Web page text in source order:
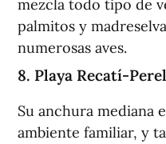
mezcla todo tipo de
palmitos y
numerosas aves.
8. Playa Recatí-
Su anchura mediana
ambiente familiar, y